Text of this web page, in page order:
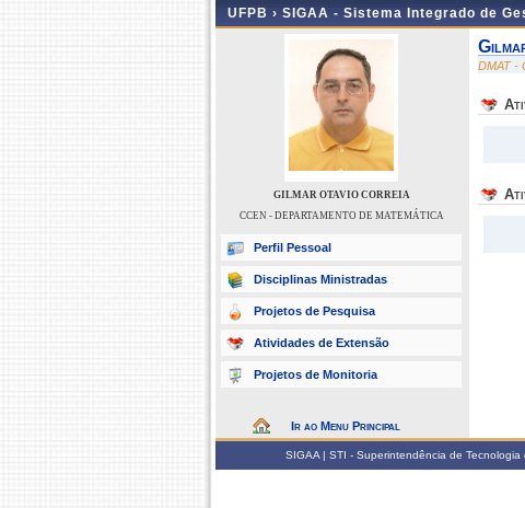
UFPB › SIGAA - Sistema Integrado de
GILMAR OTAVIO CORREIA
CCEN - DEPARTAMENTO DE MATEMÁTICA
Perfil Pessoal
Disciplinas Ministradas
Projetos de Pesquisa
Atividades de Extensão
Projetos de Monitoria
Ir ao Menu Principal
DMAT -
SIGAA | STI - Superintendência de